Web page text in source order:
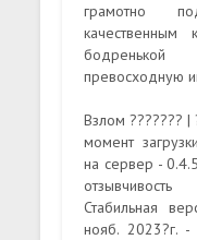
грамотно
качественным
превосходную
Взлом ???????
момент
на сервер -
Стабильная
нояб. 2023?г. -